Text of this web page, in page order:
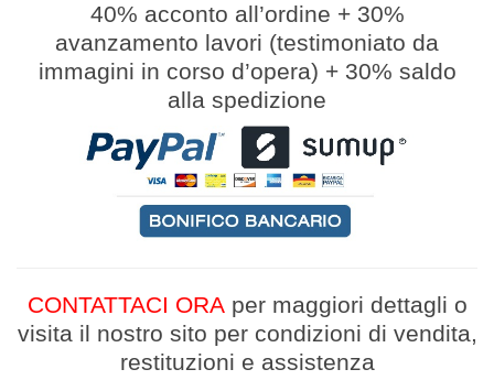
40% acconto all’ordine + 30%
avanzamento lavori (testimoniato da
immagini in corso d’opera) + 30% saldo
alla spedizione
CONTATTACI ORAper maggiori dettagli o
visita il nostro sito per condizioni di vendita,
restituzioni e assistenza